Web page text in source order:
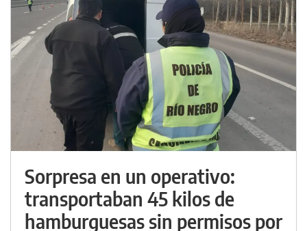
Sorpresa en un operativo:
transportaban 45 kilos de
hamburguesas sin permisos por